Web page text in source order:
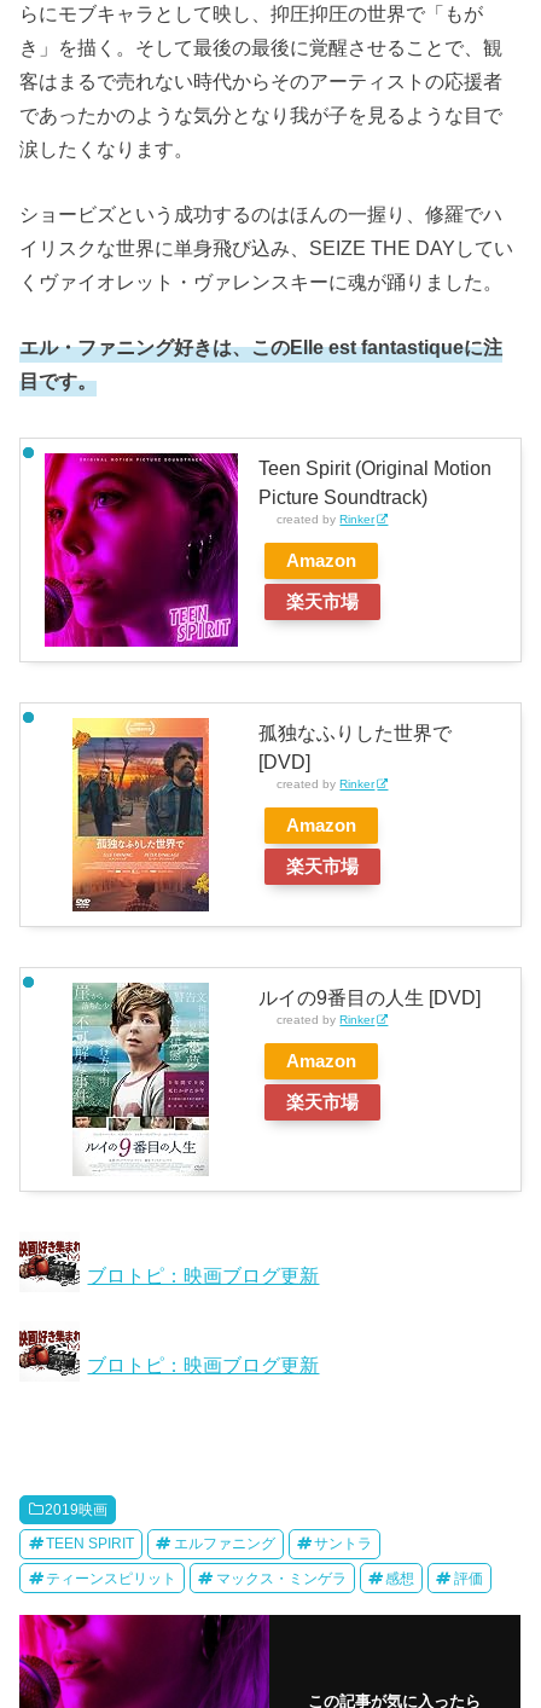
らにモブキャラとして映し、抑圧抑圧の世界で「もが
き」を描く。そして最後の最後に覚醒させることで、観
客はまるで売れない時代からそのアーティストの応援者
であったかのような気分となり我が子を見るような目で
涙したくなります。
ショービズという成功するのはほんの一握り、修羅でハ
イリスクな世界に単身飛び込み、SEIZE THE DAYしてい
くヴァイオレット・ヴァレンスキーに魂が踊りました。
エル・ファニング好きは、このElle est fantastiqueに注
目です。
Teen Spirit (Original Motion
Picture Soundtrack)
created byRinker
Amazon
楽天市場
孤独なふりした世界で
[DVD]
created byRinker
Amazon
楽天市場
ルイの9番目の人生 [DVD]
created byRinker
Amazon
楽天市場
ブロトピ：映画ブログ更新
ブロトピ：映画ブログ更新
2019映画
TEEN SPIRIT エルファニング サントラ
ティーンスピリット マックス・ミンゲラ 感想 評価
この記事が気に入ったら